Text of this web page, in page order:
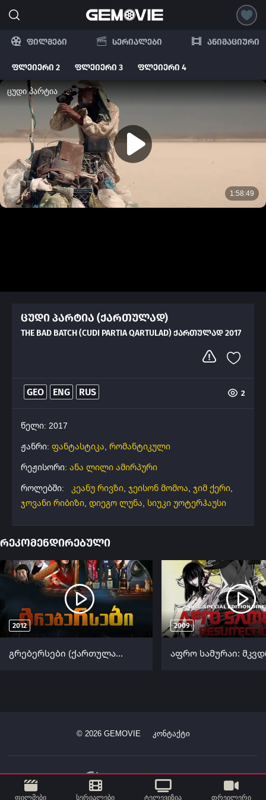
ფილმები სერიალები ანიმაციური
ფლეიერი 2 ფლეიერი 3 ფლეიერი 4
ცუდი პარტია (ქართულად)
THE BAD BATCH (CUDI PARTIA QARTULAD) ᲥᲐᲠᲗᲣᲚᲐᲓ 2017
GEO ENG RUS 2
წელი: 2017
ჟანრი: ფანტასტიკა, რომანტიკული
რეჟისორი: ანა ლილი ამირპური
როლებში:
კეანუ რივზი, ჯეისონ მომოა, ჯიმ ქერი,
ჯოვანი რიბიზი, დიეგო ლუნა, სიუკი უოტერჰაუსი
რეკომენდირებული
2012
გრებერსები (ქართულად) / Grabbers ქართულად 2012
2009
ფილმები სერიალები ტელევიზია თრეილერი
© 2026GEMOVIE კონტაქტი